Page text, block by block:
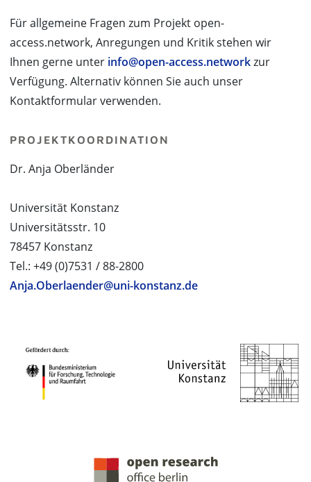
Für allgemeine Fragen zum Projekt open-
access.network, Anregungen und Kritik stehen wir
Ihnen gerne unter info@open-access.networkzur
Verfügung. Alternativ können Sie auch unser
Kontaktformular verwenden.
PROJEKTKOORDINATION
Dr. Anja Oberländer
Universität Konstanz
Universitätsstr. 10
78457 Konstanz
Tel.: +49 (0)7531 / 88-2800
Anja.Oberlaender@uni-konstanz.de